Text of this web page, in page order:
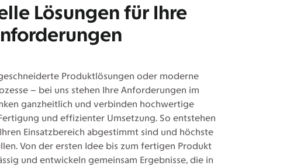
Lösungen für Ihre
Produktlösungen oder moderne
– bei uns stehen Ihre Anforderungen im
ganzheitlich und verbinden hochwertige
und effizienter Umsetzung. So entstehen
Einsatzbereich abgestimmt sind und höchste
Von der ersten Idee bis zum fertigen Produkt
und entwickeln gemeinsam Ergebnisse, die in